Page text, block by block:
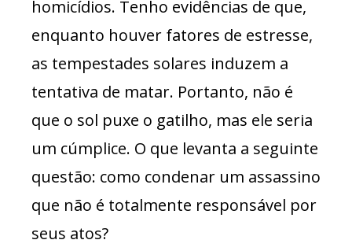
homicídios. Tenho evidências de que,
enquanto houver fatores de estresse,
as tempestades solares induzem a
tentativa de matar. Portanto, não é
que o sol puxe o gatilho, mas ele seria
um cúmplice. O que levanta a seguinte
questão: como condenar um assassino
que não é totalmente responsável por
seus atos?